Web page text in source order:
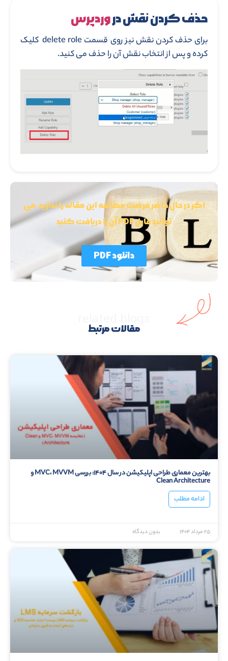
حذف کردن نقش دروردپرس
برای حذف کردن نقش نیز روی قسمت delete role کلیک
کرده و پس از انتخاب نقش آن را حذف می کنید.
اگر در حال حاضر فرصت مطالعه این مقاله را ندارید، می
توانید فایل PDF آن را دریافت کنید
دانلود PDF
مقالات مرتبط
بهترین معماری طراحی اپلیکیشن در سال ۱۴۰۴: بررسی MVC، MVVM و
Clean Architecture
ادامه مطلب
۲۵ مرداد ۱۴۰۴ بدون دیدگاه